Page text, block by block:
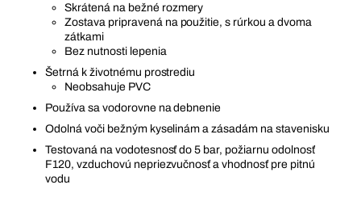
Skrátená na bežné rozmery
Zostava pripravená na použitie, s rúrkou a dvoma
zátkami
Bez nutnosti lepenia
Šetrná k životnému prostrediu
Neobsahuje PVC
Používa sa vodorovne na debnenie
Odolná voči bežným kyselinám a zásadám na stavenisku
Testovaná na vodotesnosť do 5 bar, požiarnu odolnosť
F120, vzduchovú nepriezvučnosť a vhodnosť pre pitnú
vodu